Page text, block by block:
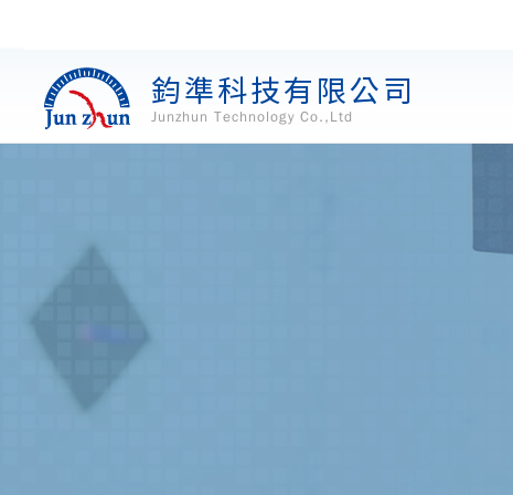
鈞準科技有限公司
Junzhun Technology Co.,Ltd